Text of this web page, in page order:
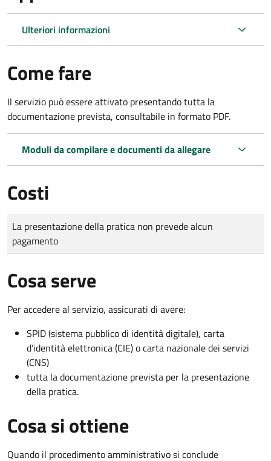
Ulteriori informazioni
Come fare
Il servizio può essere attivato presentando tutta la
documentazione prevista, consultabile in formato PDF.
Moduli da compilare e documenti da allegare
Costi
Tipo di pagamento
Importo
La presentazione della pratica non prevede alcun
pagamento
Cosa serve
Per accedere al servizio, assicurati di avere:
SPID (sistema pubblico di identità digitale), carta
d’identità elettronica (CIE) o carta nazionale dei servizi
(CNS)
tutta la documentazione prevista per la presentazione
della pratica.
Cosa si ottiene
Quando il procedimento amministrativo si conclude